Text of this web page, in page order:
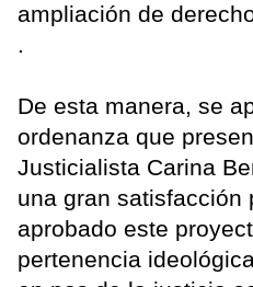
ampliación de
.
De esta manera, se
ordenanza que
Justicialista Carina
una gran satisfacción
aprobado este
pertenencia